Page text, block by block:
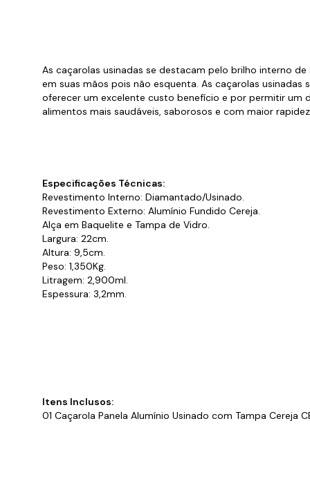
As caçarolas usinadas se destacam pelo brilho interno
em suas mãos pois não esquenta. As caçarolas
oferecer um excelente custo benefício e por permitir um
alimentos mais saudáveis, saborosos e com maior
Especificações Técnicas:
Revestimento Interno: Diamantado/Usinado.
Revestimento Externo: Alumínio Fundido Cereja.
Alça em Baquelite e Tampa de Vidro.
Largura: 22cm.
Altura: 9,5cm.
Peso: 1,350Kg.
Litragem: 2,900ml.
Espessura: 3,2mm.
Itens Inclusos:
01 Caçarola Panela Alumínio Usinado com Tampa Cereja